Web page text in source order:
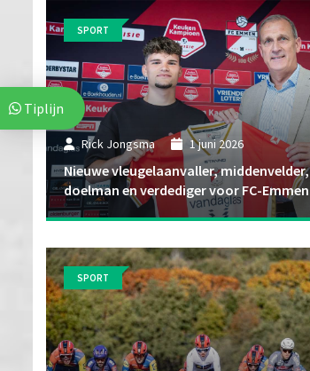
Rick Jongsma 1 juni 2026
Nieuwe vleugelaanvaller, middenvelder,
doelman en verdediger voor FC-Emmen
SPORT
SPORT
Tiplijn